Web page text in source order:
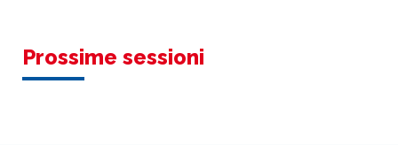
Prossime sessioni